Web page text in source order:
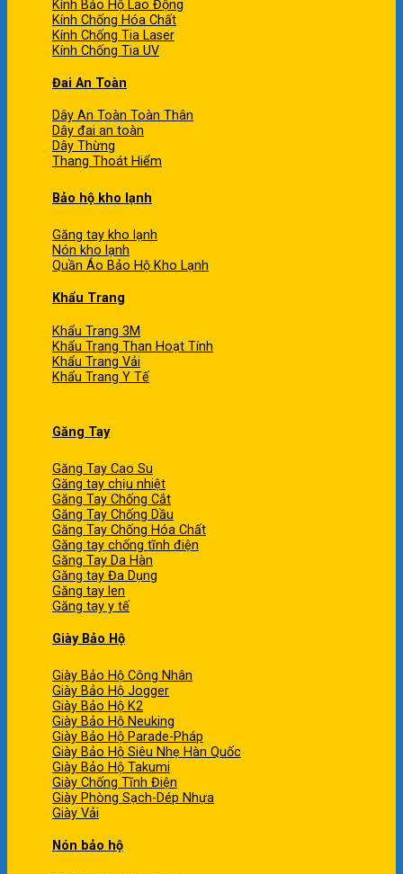
Kính Bảo Hộ Lao Động
Kính Chống Hóa Chất
Kính Chống Tia Laser
Kính Chống Tia UV
Đai An Toàn
Dây An Toàn Toàn Thân
Dây đai an toàn
Dây Thừng
Thang Thoát Hiểm
Bảo hộ kho lạnh
Găng tay kho lạnh
Nón kho lạnh
Quần Áo Bảo Hộ Kho Lạnh
Khẩu Trang
Khẩu Trang 3M
Khẩu Trang Than Hoạt Tính
Khẩu Trang Vải
Khẩu Trang Y Tế
Găng Tay
Găng Tay Cao Su
Găng tay chịu nhiệt
Găng Tay Chống Cắt
Găng Tay Chống Dầu
Găng Tay Chống Hóa Chất
Găng tay chống tĩnh điện
Găng Tay Da Hàn
Găng tay Đa Dụng
Găng tay len
Găng tay y tế
Giày Bảo Hộ
Giày Bảo Hộ Công Nhân
Giày Bảo Hộ Jogger
Giày Bảo Hộ K2
Giày Bảo Hộ Neuking
Giày Bảo Hộ Parade-Pháp
Giày Bảo Hộ Siêu Nhẹ Hàn Quốc
Giày Bảo Hộ Takumi
Giày Chống Tĩnh Điện
Giày Phòng Sạch-Dép Nhựa
Giày Vải
Nón bảo hộ